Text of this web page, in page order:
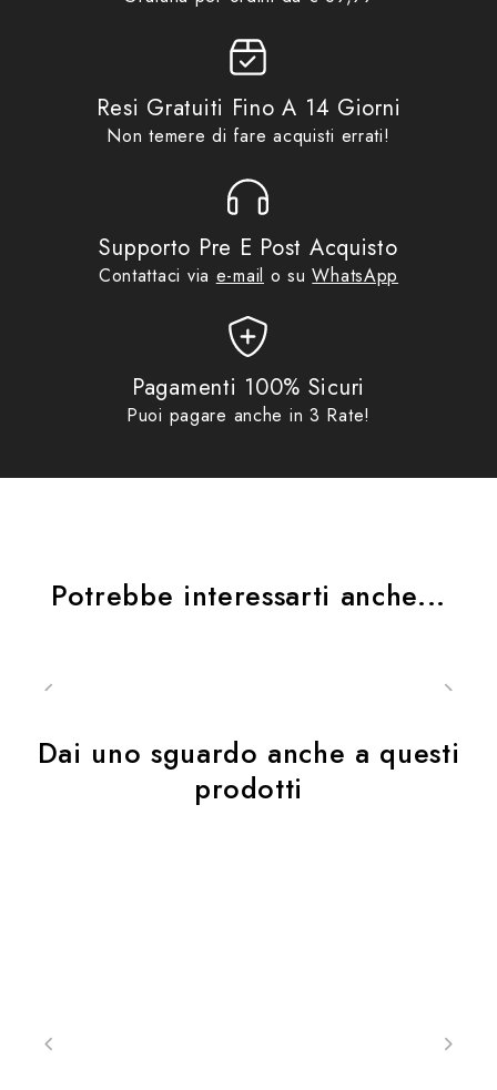
Resi Gratuiti Fino A 14 Giorni
Non temere di fare acquisti errati!
Supporto Pre E Post Acquisto
Contattaci via e-mail o suWhatsApp
Pagamenti 100% Sicuri
Puoi pagare anche in 3 Rate!
Potrebbe interessarti anche...
Dai uno sguardo anche a questi
prodotti